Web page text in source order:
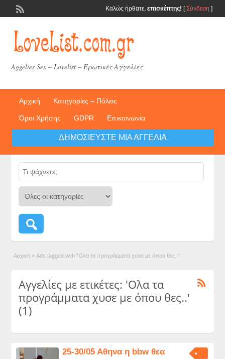
Καλώς ήρθατε, επισκέπτης! [Σύνδεση ]
Aggelies Sex – Lovelist – Ερωτικές Αγγελίες
Αρχική Κατηγορίες – Πόλεις
Όροι Χρήσης GDPR Επικοινωνία
ΔΗΜΟΣΙΕΎΣΤΕ ΜΙΑ ΑΓΓΕΛΊΑ
Αρχική » Ads tagged with "Ολα τα προγράμματα χυσε με όπου θες.."
Αγγελίες με ετικέτες: 'Ολα τα
προγράμματα χυσε με όπου θες..'
(1)
25-30/05 Αθηνα η bbw θεα